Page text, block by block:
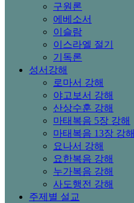
구원론
에베소서
이슬람
이스라엘 절기
기독론
성서강해
로마서 강해
야고보서 강해
산상수훈 강해
마태복음 5장 강해
마태복음 13장 강해
요나서 강해
요한복음 강해
누가복음 강해
사도행전 강해
주제별 설교